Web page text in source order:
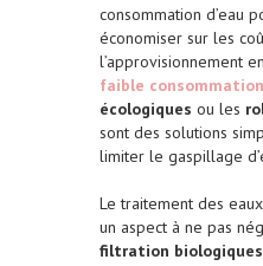
consommation d’eau
économiser sur les
l’approvisionnement
faible consommation
écologiques ou les
sont des solutions
limiter le gaspillage
Le traitement des
un aspect à ne pas
filtration biologiques